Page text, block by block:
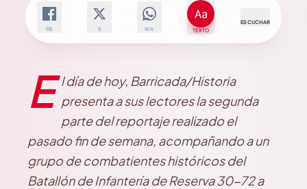
FB X WA TEXTO
ESCUCHAR
E l día de hoy, Barricada/Historia
presenta a sus lectores la segunda
parte del reportaje realizado el
pasado fin de semana, acompañando a un
grupo de combatientes históricos del
Batallón de Infantería de Reserva 30-72 a